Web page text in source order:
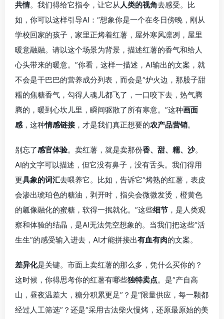
共情。我们得给它指令，让它从 人类的视角去感受。比
如，你可以这样引导AI：“想象你是一个在冬日傍晚，刚从
学校回家的孩子，家里正烤着红薯，屋外寒风凛冽，屋里
暖意融融。请以这个场景为背景，描述红薯的香气和给人
心头带来的暖意。”你看，这样一描述，AI输出的文案，就
不会是干巴巴的营养成分列表，而会是“炉火边，那股子甜
糯的焦糖香气，勾得人魂儿都飞了，一口咬下去，热气腾
腾的，暖到心坎儿里，瞬间驱散了所有寒意。”这种画面
感 ，这种情感链接，才是我们真正想要的农产品营销。
别忘了感官体验。卖红薯，就是卖那份香、甜、糯、沙。
AI的文字可以描述，但它没有鼻子，没有舌头。我们得用
更具象的词汇去喂养它。比如，告诉它“烤熟的红薯，表皮
会渗出琥珀色的糖油，剥开时，指尖会微微发烫，橙黄色
的瓤像融化的蜜糖，软得一抿就化。”这些细节 ，是人类观
察和体验的结晶，是AI无法凭空想象的。当我们把这些“活
生生”的感受输入进去，AI才能拼接出有血有肉的文案。
差异化是关键。市面上卖红薯的那么多，凭什么买你的？
这时候，你得思考你的红薯有哪些独特卖点。是“产自高
山，昼夜温差大，糖分积累更足”？是“限量供应，每一颗都
经过人工筛选”？还是“采用古法柴火慢烤，还原最原始的美